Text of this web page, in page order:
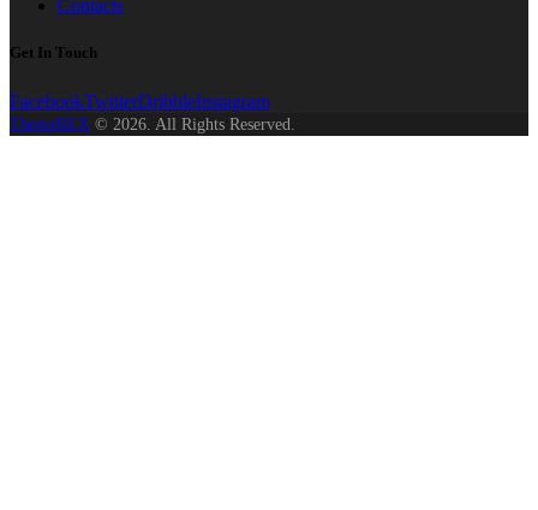
Contacts
Get In Touch
FacebookTwitterDribbleInstagram
ThemeREX © 2026. All Rights Reserved.